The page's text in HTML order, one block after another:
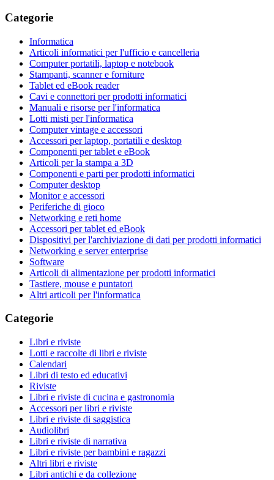
Categorie
Informatica
Articoli informatici per l'ufficio e cancelleria
Computer portatili, laptop e notebook
Stampanti, scanner e forniture
Tablet ed eBook reader
Cavi e connettori per prodotti informatici
Manuali e risorse per l'informatica
Lotti misti per l'informatica
Computer vintage e accessori
Accessori per laptop, portatili e desktop
Componenti per tablet e eBook
Articoli per la stampa a 3D
Componenti e parti per prodotti informatici
Computer desktop
Monitor e accessori
Periferiche di gioco
Networking e reti home
Accessori per tablet ed eBook
Dispositivi per l'archiviazione di dati per prodotti informatici
Networking e server enterprise
Software
Articoli di alimentazione per prodotti informatici
Tastiere, mouse e puntatori
Altri articoli per l'informatica
Categorie
Libri e riviste
Lotti e raccolte di libri e riviste
Calendari
Libri di testo ed educativi
Riviste
Libri e riviste di cucina e gastronomia
Accessori per libri e riviste
Libri e riviste di saggistica
Audiolibri
Libri e riviste di narrativa
Libri e riviste per bambini e ragazzi
Altri libri e riviste
Libri antichi e da collezione